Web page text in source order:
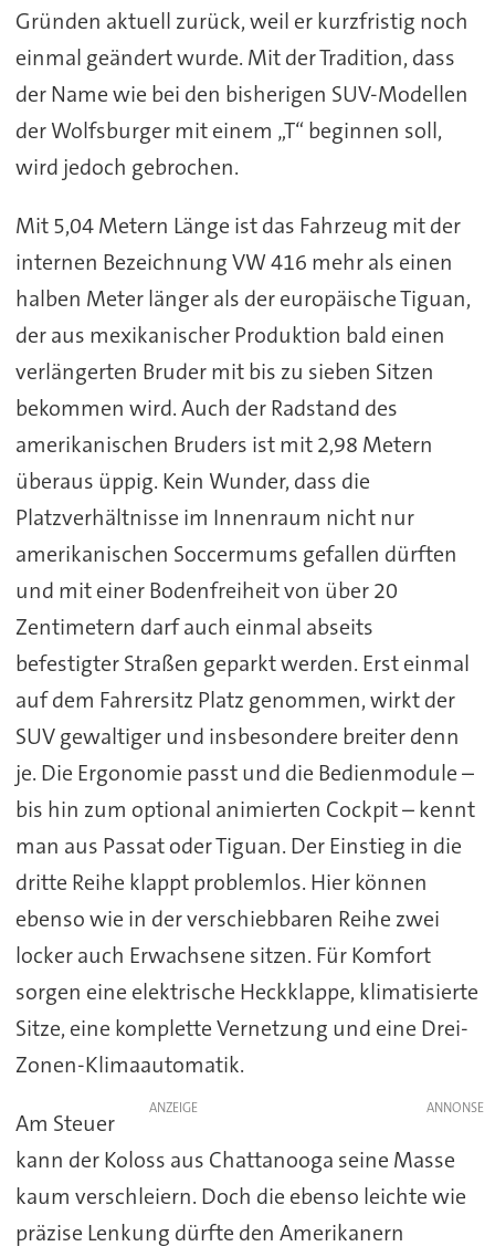
Gründen aktuell zurück, weil er kurzfristig noch
einmal geändert wurde. Mit der Tradition, dass
der Name wie bei den bisherigen SUV-Modellen
der Wolfsburger mit einem „T“ beginnen soll,
wird jedoch gebrochen.
Mit 5,04 Metern Länge ist das Fahrzeug mit der
internen Bezeichnung VW 416 mehr als einen
halben Meter länger als der europäische Tiguan,
der aus mexikanischer Produktion bald einen
verlängerten Bruder mit bis zu sieben Sitzen
bekommen wird. Auch der Radstand des
amerikanischen Bruders ist mit 2,98 Metern
überaus üppig. Kein Wunder, dass die
Platzverhältnisse im Innenraum nicht nur
amerikanischen Soccermums gefallen dürften
und mit einer Bodenfreiheit von über 20
Zentimetern darf auch einmal abseits
befestigter Straßen geparkt werden. Erst einmal
auf dem Fahrersitz Platz genommen, wirkt der
SUV gewaltiger und insbesondere breiter denn
je. Die Ergonomie passt und die Bedienmodule –
bis hin zum optional animierten Cockpit – kennt
man aus Passat oder Tiguan. Der Einstieg in die
dritte Reihe klappt problemlos. Hier können
ebenso wie in der verschiebbaren Reihe zwei
locker auch Erwachsene sitzen. Für Komfort
sorgen eine elektrische Heckklappe, klimatisierte
Sitze, eine komplette Vernetzung und eine Drei-
Zonen-Klimaautomatik.
ANZEIGE
Am Steuer
kann der Koloss aus Chattanooga seine Masse
kaum verschleiern. Doch die ebenso leichte wie
präzise Lenkung dürfte den Amerikanern